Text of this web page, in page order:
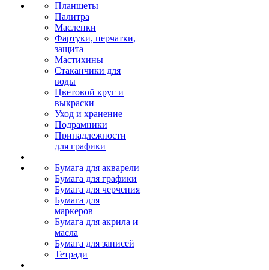
Планшеты
Палитра
Масленки
Фартуки, перчатки,
защита
Мастихины
Стаканчики для
воды
Цветовой круг и
выкраски
Уход и хранение
Подрамники
Принадлежности
для графики
Бумага для акварели
Бумага для графики
Бумага для черчения
Бумага для
маркеров
Бумага для акрила и
масла
Бумага для записей
Тетради